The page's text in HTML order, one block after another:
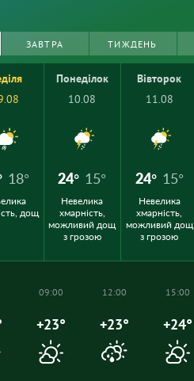
ЗАВТРА ТИЖДЕНЬ
18°
дощ
Понеділок
10.08
24° 15°
Невелика
хмарність,
можливий дощ
з грозою
Вівторок
11.08
24° 15°
Невелика
хмарність,
можливий дощ
з грозою
09:00
+23°
12:00
+23°
15:00
+24°